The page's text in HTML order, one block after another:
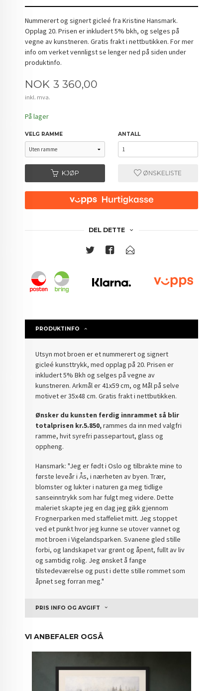
Nummerert og signert gicleé fra Kristine Hansmark.
Opplag 20. Prisen er inkludert 5% bkh, og selges på
vegne av kunstneren. Gratis frakt i nettbutikken. For mer
info om verket vennligst se lenger ned på siden under
produktinfo.
Pris
NOK 3 360,00
inkl. mva.
På lager
VELG RAMME ANTALL
KJØP ØNSKELISTE
DEL DETTE
PRODUKTINFO
Utsyn mot broen er et nummerert og signert
gicleé kunsttrykk, med opplag på 20. Prisen er
inkludert 5% Bkh og selges på vegne av
kunstneren. Arkmål er 41x59 cm, og Mål på selve
motivet er 35x48 cm.Gratis frakt i nettbutikken.
Ønsker du kunsten ferdig innrammet så blir
totalprisen kr.5.850,rammes da inn med valgfri
ramme, hvit syrefri passepartout, glass og
oppheng.
Hansmark: "Jeg er født i Oslo og tilbrakte mine to
første leveår i Ås, i nærheten av byen. Trær,
blomster og lukter i naturen ga meg tidlige
sanseinntrykk som har fulgt meg videre. Dette
maleriet skapte jeg en dag jeg gikk gjennom
Frognerparken med staffeliet mitt. Jeg stoppet
ved et punkt hvor jeg kunne se utover vannet og
mot broen i Vigelandsparken. Svanene gled stille
forbi, og landskapet var grønt og åpent, fullt av liv
og samtidig rolig. Jeg ønsket å fange
tilstedeværelse og pust i dette stille rommet som
åpnet seg forran meg."
PRIS INFO OG AVGIFT
VI ANBEFALER OGSÅ